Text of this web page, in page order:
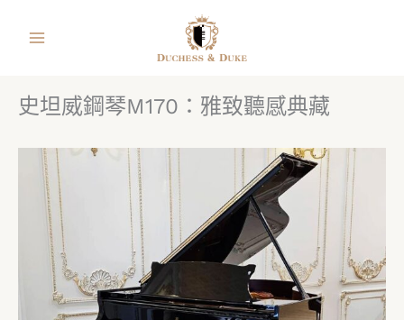
史坦威鋼琴M170：雅致聽感典藏
instagram
line